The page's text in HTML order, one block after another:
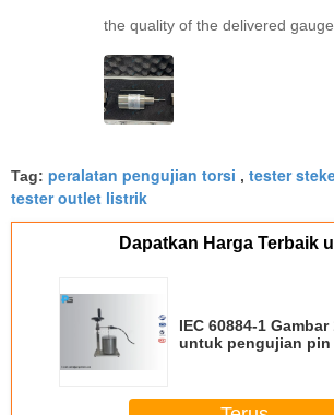
the quality of the delivered
Tag: peralatan pengujian torsi , tester
tester outlet listrik
Dapatkan Harga Terbaik
IEC 60884-1
untuk pengujian